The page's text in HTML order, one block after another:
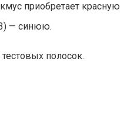
приобретает красную
— синюю.
полосок.